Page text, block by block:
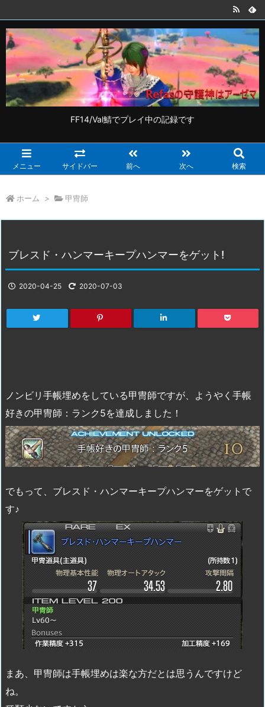
FF14/Val鯖でプレイ中の記録です
メニュー サイドバー 前へ 次へ 検索
ホーム > 甲冑師
ブレスド・ハンマーキープハンマーをゲット!
2020-04-25 2020-07-03
ノンビリ手帳埋めをしている甲冑師ですが、ようやく手帳
好きの甲冑師：ランク5を達成しました！
でもって、ブレスド・ハンマーキープハンマーをゲットで
す♪
まあ、甲冑師は手帳埋めは楽な方だとは思うんですけど
ね。